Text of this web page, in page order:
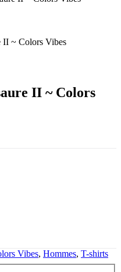
II ~ Colors
Vibes, Hommes, T-shirts